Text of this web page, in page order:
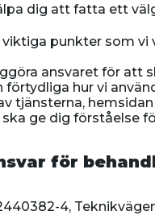
dig att fatta ett
punkter som
ansvaret för att
förtydliga hur vi
tjänsterna,
ge dig förståelse
för
4,